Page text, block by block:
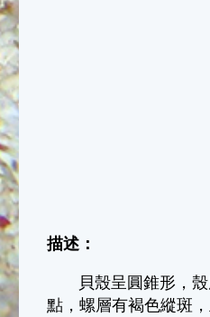
描述：
貝殼呈圓錐形，殼
點，螺層有褐色縱斑